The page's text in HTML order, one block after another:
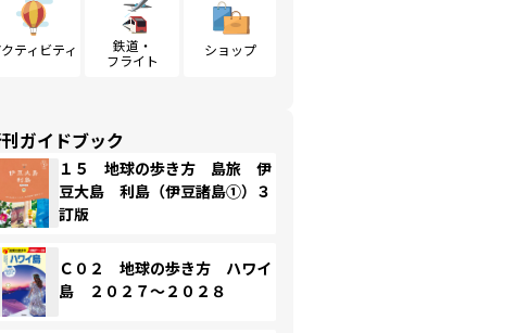
ティビティ
鉄道・
フライト
ショップ
ガイドブック
１５ 地球の歩き方 島旅 伊
豆大島 利島（伊豆諸島①）３
訂版
Ｃ０２ 地球の歩き方 ハワイ
島 ２０２７～２０２８